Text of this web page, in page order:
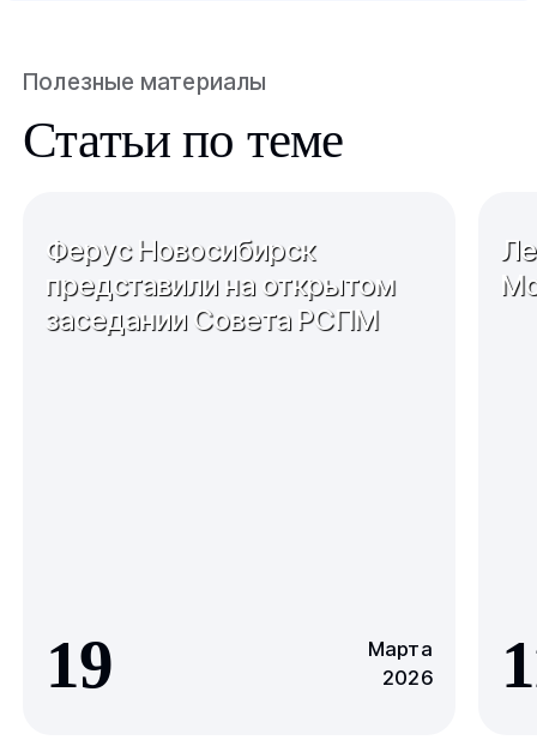
Полезные материалы
Статьи по теме
Ферус Новосибирск
представили на открытом
заседании Совета РСПМ
19
Марта
2026